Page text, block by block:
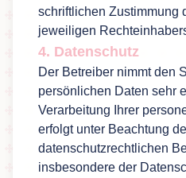
schriftlichen Zustimmung
jeweiligen
4. Datenschutz
Der Betreiber nimmt den
persönlichen Daten sehr
Verarbeitung Ihrer
erfolgt unter Beachtung
datenschutzrechtlichen
insbesondere der